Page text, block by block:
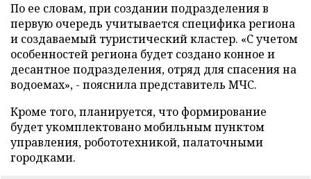
По ее словам, при создании подразделения в
первую очередь учитывается специфика региона
и создаваемый туристический кластер. «С учетом
особенностей региона будет создано конное и
десантное подразделения, отряд для спасения на
водоемах», - пояснила представитель МЧС.
Кроме того, планируется, что формирование
будет укомплектовано мобильным пунктом
управления, робототехникой, палаточными
городками.